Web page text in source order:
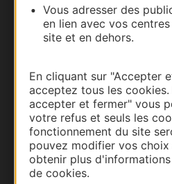
Vous adresser des
en lien avec vos
site et en dehors.
En cliquant sur "Accepter
acceptez tous les
accepter et fermer" vous
votre refus et seuls les
fonctionnement du site
pouvez modifier vos
obtenir plus
de cookies.
Thermalisme
Business/Mice
Pros d'Occitanie
Site presse et d'influence